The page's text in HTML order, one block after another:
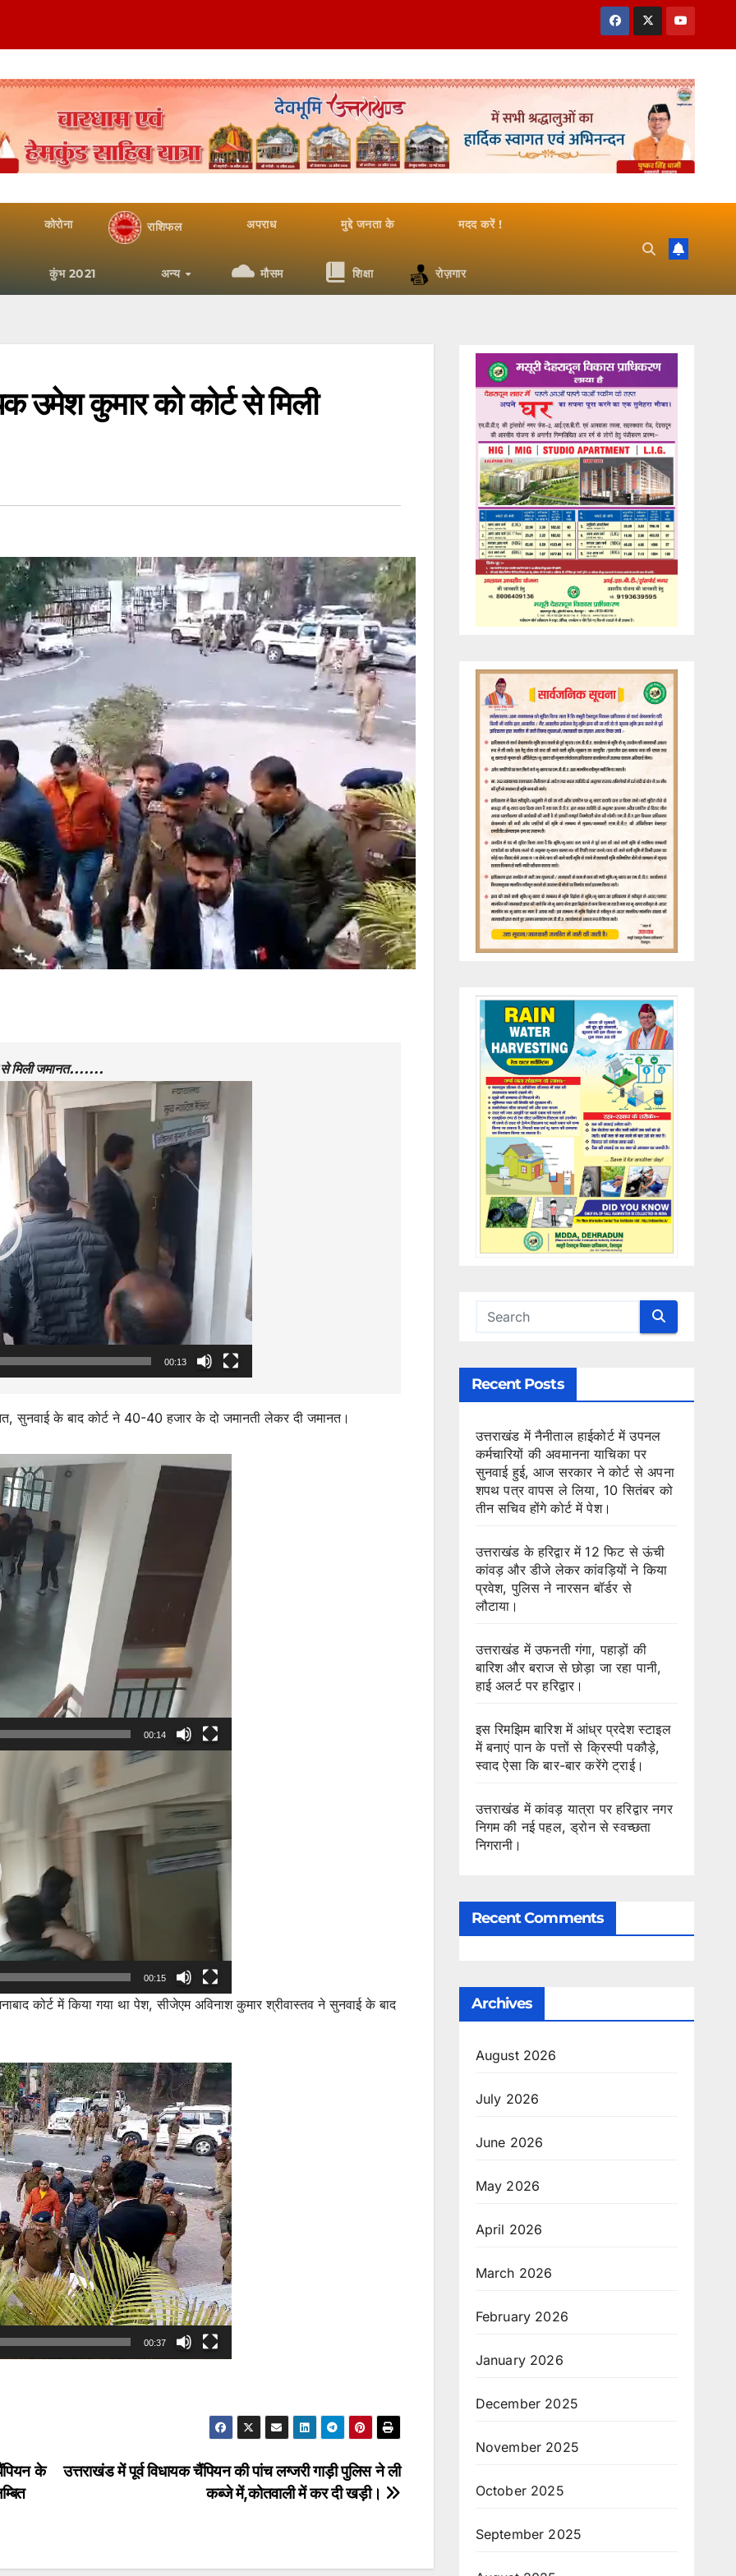
कोरोना राशिफल अपराध मुद्दे जनता के मदद करें !
कुंभ 2021 अन्य मौसम शिक्षा रोज़गार
उमेश कुमार को कोर्ट से मिली
से मिली जमानत…….
00:13
सुनवाई के बाद कोर्ट ने 40-40 हजार के दो जमानती लेकर दी जमानत।
00:14
00:15
कोर्ट में किया गया था पेश, सीजेएम अविनाश कुमार श्रीवास्तव ने सुनवाई के बाद
00:37
उत्तराखंड में पूर्व विधायक चैंपियन की पांच लग्जरी गाड़ी पुलिस ने ली
कब्जे में,कोतवाली में कर दी खड़ी।
के
Recent Posts
उत्तराखंड में नैनीताल हाईकोर्ट में उपनल
कर्मचारियों की अवमानना याचिका पर
सुनवाई हुई, आज सरकार ने कोर्ट से अपना
शपथ पत्र वापस ले लिया, 10 सितंबर को
तीन सचिव होंगे कोर्ट में पेश।
उत्तराखंड के हरिद्वार में 12 फिट से ऊंची
कांवड़ और डीजे लेकर कांवड़ियों ने किया
प्रवेश, पुलिस ने नारसन बॉर्डर से
लौटाया।
उत्तराखंड में उफनती गंगा, पहाड़ों की
बारिश और बराज से छोड़ा जा रहा पानी,
हाई अलर्ट पर हरिद्वार।
इस रिमझिम बारिश में आंध्र प्रदेश स्टाइल
में बनाएं पान के पत्तों से क्रिस्पी पकौड़े,
स्वाद ऐसा कि बार-बार करेंगे ट्राई।
उत्तराखंड में कांवड़ यात्रा पर हरिद्वार नगर
निगम की नई पहल, ड्रोन से स्वच्छता
निगरानी।
Recent Comments
Archives
August 2026
July 2026
June 2026
May 2026
April 2026
March 2026
February 2026
January 2026
December 2025
November 2025
October 2025
September 2025